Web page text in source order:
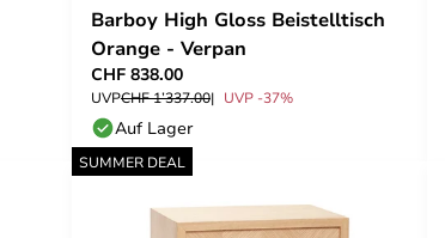
Barboy High Gloss Beistelltisch
Orange - Verpan
CHF 838.00
UVPCHF 1’337.00 UVP -37%
Auf Lager
SUMMER DEAL